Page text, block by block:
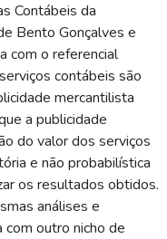
Contábeis da
Bento Gonçalves e
com o referencial
contábeis são
mercantilista
a publicidade
do valor dos serviços
e não probabilística
os resultados obtidos.
análises e
outro nicho de